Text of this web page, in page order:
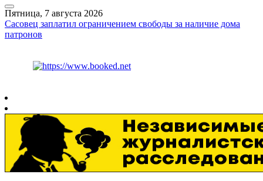
Пятница, 7 августа 2026
Сасовец заплатил ограничением свободы за наличие дома
патронов